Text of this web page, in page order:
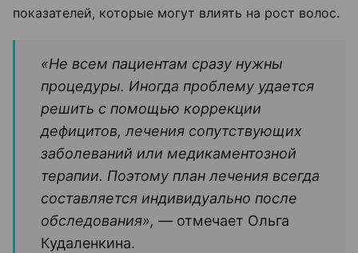
показателей, которые могут влиять на рост волос.
«Не всем пациентам сразу нужны
процедуры. Иногда проблему удается
решить с помощью коррекции
дефицитов, лечения сопутствующих
заболеваний или медикаментозной
терапии. Поэтому план лечения всегда
составляется индивидуально после
обследования», — отмечает Ольга
Кудаленкина.